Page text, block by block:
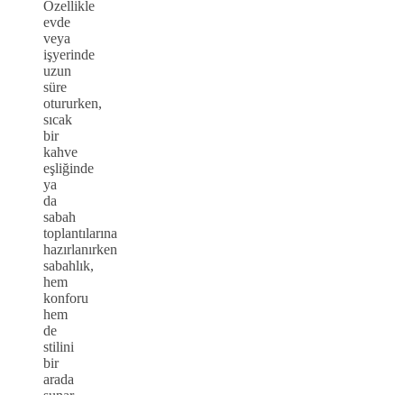
Özellikle
evde
veya
işyerinde
uzun
süre
otururken,
sıcak
bir
kahve
eşliğinde
ya
da
sabah
toplantılarına
hazırlanırken
sabahlık,
hem
konforu
hem
de
stilini
bir
arada